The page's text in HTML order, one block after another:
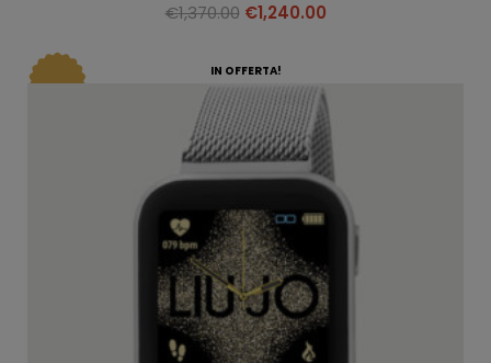
€1,370.00 €1,240.00
IN OFFERTA!